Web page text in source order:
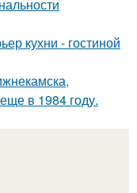
кухни - гостиной
в 1984 году.